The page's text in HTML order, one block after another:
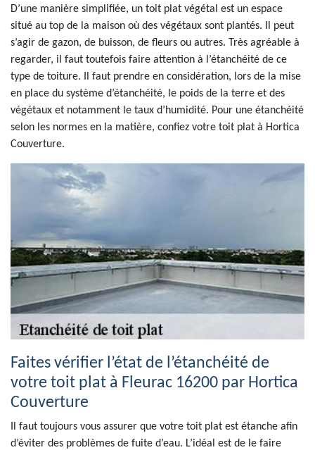
D’une manière simplifiée, un toit plat végétal est un espace
situé au top de la maison où des végétaux sont plantés. Il peut
s’agir de gazon, de buisson, de fleurs ou autres. Très agréable à
regarder, il faut toutefois faire attention à l’étanchéité de ce
type de toiture. Il faut prendre en considération, lors de la mise
en place du système d’étanchéité, le poids de la terre et des
végétaux et notamment le taux d’humidité. Pour une étanchéité
selon les normes en la matière, confiez votre toit plat à Hortica
Couverture.
Faites vérifier l’état de l’étanchéité de
votre toit plat à Fleurac 16200 par Hortica
Couverture
Il faut toujours vous assurer que votre toit plat est étanche afin
d’éviter des problèmes de fuite d’eau. L’idéal est de le faire